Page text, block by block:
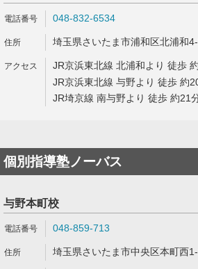
048-832-6534
埼玉県さいたま市浦和区北浦和
JR京浜東北線 北浦和より 徒歩
JR京浜東北線 与野より 徒歩 約
JR埼京線 南与野より 徒歩 約21
個別指導塾ノーバス
与野本町校
048-859-713
埼玉県さいたま市中央区本町西